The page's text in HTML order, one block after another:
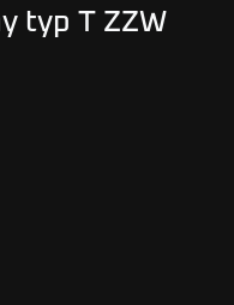
typ T ZZW